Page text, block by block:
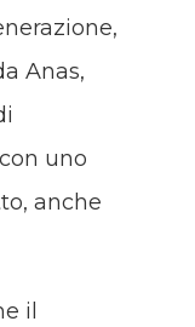
Anas,
uno
anche
il